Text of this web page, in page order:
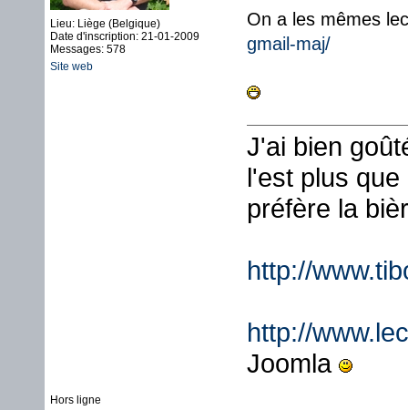
Lieu: Liège (Belgique)
Date d'inscription: 21-01-2009
Messages: 578
Site web
On a les mêmes
gmail-maj/
J'ai bien
l'est plus
préfère la
http://
http://
Joomla
Hors ligne